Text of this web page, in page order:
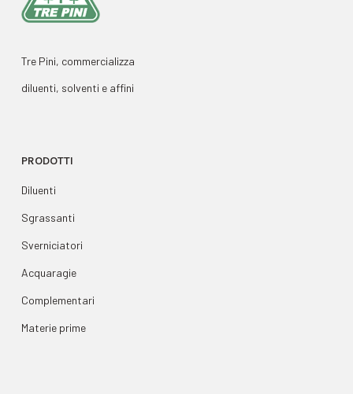
Tre Pini, commercializza
diluenti, solventi e affini
PRODOTTI
Diluenti
Sgrassanti
Sverniciatori
Acquaragie
Complementari
Materie prime